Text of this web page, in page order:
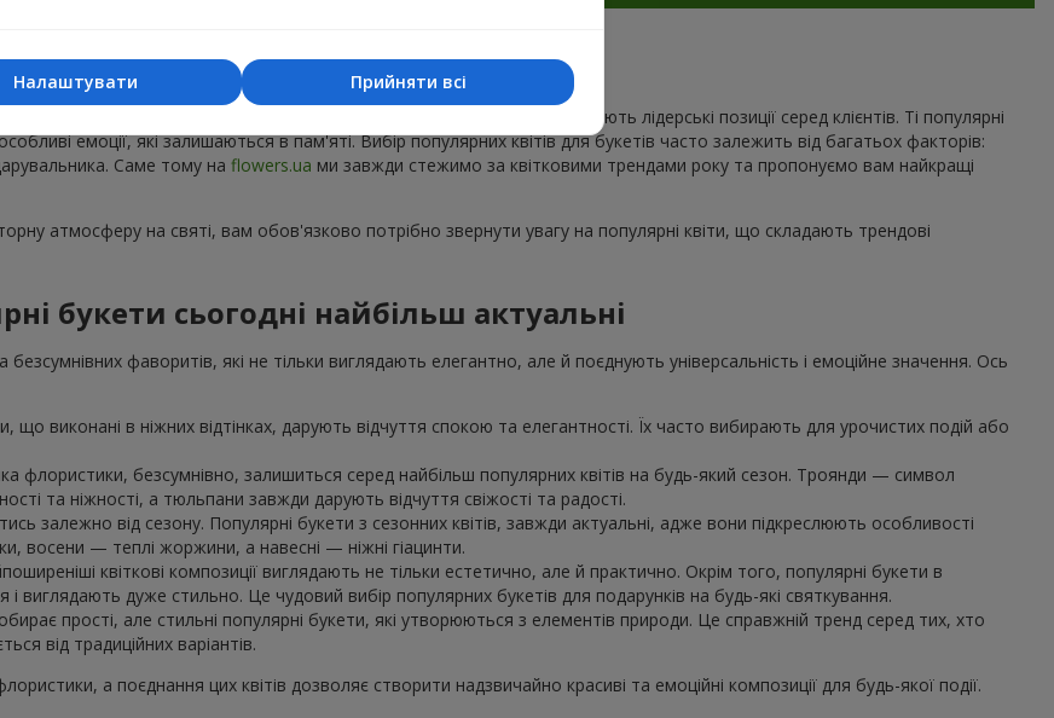
Популярні букети — тренди сезону
нові популярні букети, а деякі композиції з року в рік утримують лідерські позиції серед клієнтів. Ті популярні
емоції, які залишаються в пам'яті. Вибір популярних квітів для букетів часто залежить від багатьох факторів:
Саме тому на flowers.ua ми завжди стежимо за квітковими трендами року та пропонуємо вам найкращі
атмосферу на святі, вам обов'язково потрібно звернути увагу на популярні квіти, що складають трендові
букети сьогодні найбільш актуальні
безсумнівних фаворитів, які не тільки виглядають елегантно, але й поєднують універсальність і емоційне значення. Ось
що виконані в ніжних відтінках, дарують відчуття спокою та елегантності. Їх часто вибирають для урочистих подій або
флористики, безсумнівно, залишиться серед найбільш популярних квітів на будь-який сезон. Троянди — символ
та ніжності, а тюльпани завжди дарують відчуття свіжості та радості.
залежно від сезону. Популярні букети з сезонних квітів, завжди актуальні, адже вони підкреслюють особливості
восени — теплі жоржини, а навесні — ніжні гіацинти.
квіткові композиції виглядають не тільки естетично, але й практично. Окрім того, популярні букети в
виглядають дуже стильно. Це чудовий вибір популярних букетів для подарунків на будь-які святкування.
прості, але стильні популярні букети, які утворюються з елементів природи. Це справжній тренд серед тих, хто
від традиційних варіантів.
а поєднання цих квітів дозволяє створити надзвичайно красиві та емоційні композиції для будь-якої події.
Прийняти всі
Налаштувати